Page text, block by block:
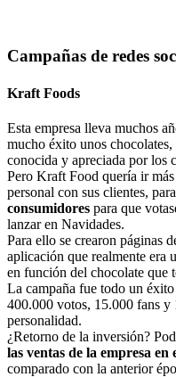
Campañas de redes
Kraft Foods
Esta empresa lleva muchos
mucho éxito unos
conocida y apreciada por los
Pero Kraft Food quería ir
personal con sus clientes,
consumidores para que
lanzar en Navidades.
Para ello se crearon páginas
aplicación que realmente era
en función del chocolate que
La campaña fue todo un
400.000 votos, 15.000 fans y
personalidad.
¿Retorno de la inversión?
las ventas de la empresa
comparado con la anterior